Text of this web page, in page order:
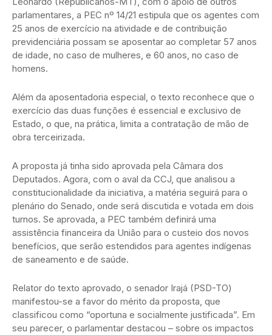
parlamentares, a PEC nº 14/21 estipula que os agentes com
25 anos de exercício na atividade e de contribuição
previdenciária possam se aposentar ao completar 57 anos
de idade, no caso de mulheres, e 60 anos, no caso de
homens.
Além da aposentadoria especial, o texto reconhece que o
exercício das duas funções é essencial e exclusivo de
Estado, o que, na prática, limita a contratação de mão de
obra terceirizada.
A proposta já tinha sido aprovada pela Câmara dos
Deputados. Agora, com o aval da CCJ, que analisou a
constitucionalidade da iniciativa, a matéria seguirá para o
plenário do Senado, onde será discutida e votada em dois
turnos. Se aprovada, a PEC também definirá uma
assistência financeira da União para o custeio dos novos
benefícios, que serão estendidos para agentes indígenas
de saneamento e de saúde.
Relator do texto aprovado, o senador Irajá (PSD-TO)
manifestou-se a favor do mérito da proposta, que
classificou como “oportuna e socialmente justificada”. Em
seu parecer, o parlamentar destacou – sobre os impactos